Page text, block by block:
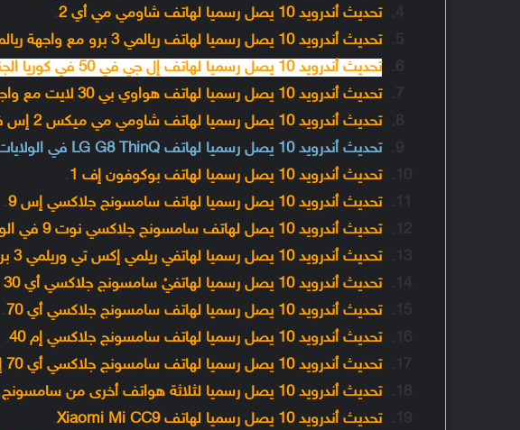
تحديث أندرويد 10 يصل رسميا لهاتف شاومي مي أي 2
تحديث أندرويد 10 يصل رسميا لهاتف ريالمي 3 برو مع واجهة ريالمي الجديدة
تحديث أندرويد 10 يصل رسميا لهاتف إل جي في 50 في كوريا الجنوبية
تحديث أندرويد 10 يصل رسميا لهاتف هواوي بي 30 لايت مع واجهة EMUI 10
تحديث أندرويد 10 يصل رسميا لهاتف شاومي مي ميكس 2 إس في الصين
تحديث أندرويد 10 يصل رسميا لهاتف LG G8 ThinQ في الولايات المتحدة
تحديث أندرويد 10 يصل رسميا لهاتف بوكوفون إف 1
تحديث أندرويد 10 يصل رسميا لهاتف سامسونج جلاكسي إس 9
تحديث أندرويد 10 يصل لهاتف سامسونج جلاكسي نوت 9 في الولايات المتحدة
تحديث أندرويد 10 يصل رسميا لهاتفي ريلمي إكس تي وريلمي 3 برو مع واجهة Realme UI الجديدة
تحديث أندرويد 10 يصل رسميا لهاتفيْ سامسونج جلاكسي أي 30 وأي 50 إس
تحديث أندرويد 10 يصل رسميا لهاتف سامسونج جلاكسي أي 70
تحديث أندرويد 10 يصل رسميا لهاتف سامسونج جلاكسي إم 40
تحديث أندرويد 10 يصل رسميا لهاتف سامسونج جلاكسي أي 70 إس
تحديث أندرويد 10 يصل رسميا لثلاثة هواتف أخرى من سامسونج
تحديث أندرويد 10 يصل رسميا لهاتف Xiaomi Mi CC9